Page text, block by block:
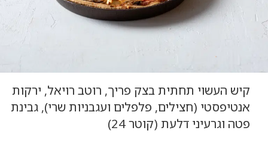
קיש העשוי תחתית בצק פריך, רוטב רויאל, ירקות
אנטיפסטי (חצילים, פלפלים ועגבניות שרי), גבינת
פטה וגרעיני דלעת (קוטר 24)